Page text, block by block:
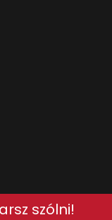
szólni!